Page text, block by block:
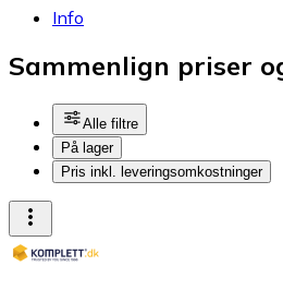
Info
Sammenlign priser
Alle filtre
På lager
Pris inkl. leveringsomkostninger